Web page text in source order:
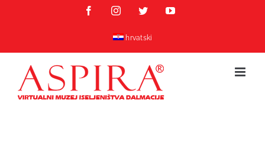
FacebookInstagramTwitterYouTube
hrvatski